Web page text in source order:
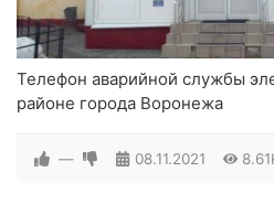
Телефон аварийной службы
районе города Воронежа
— 08.11.2021